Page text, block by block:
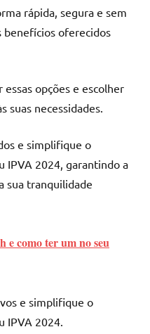
rápida, segura e sem
benefícios oferecidos
opções e escolher
suas necessidades.
e simplifique o
IPVA 2024, garantindo a
sua tranquilidade
e como ter um no seu
e simplifique o
IPVA 2024.